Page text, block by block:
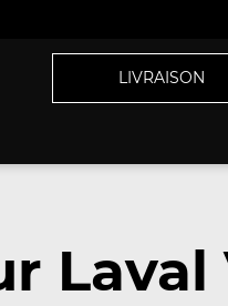
LIVRAISON